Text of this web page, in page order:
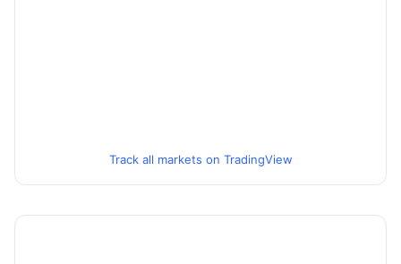
Track all markets on TradingView